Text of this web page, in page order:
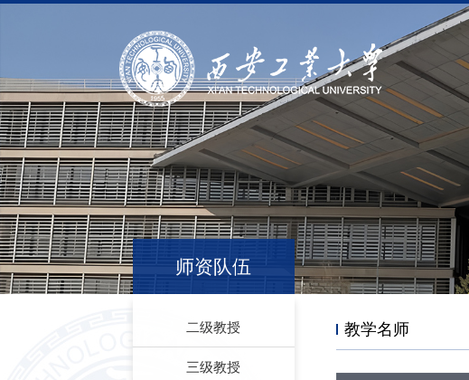
师资队伍
二级教授
三级教授
教学名师